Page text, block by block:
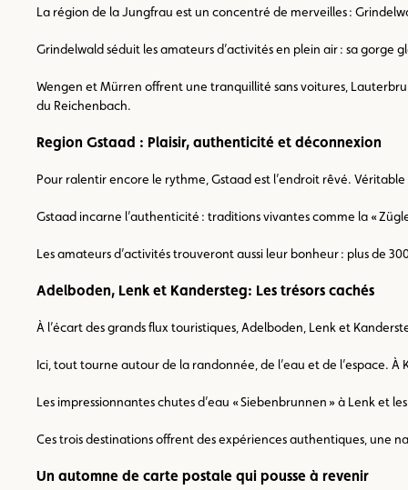
La région de la Jungfrau est un concentré de merveilles :
Grindelwald séduit les amateurs d’activités en plein air : sa gorge
Wengen et Mürren offrent une tranquillité sans voitures,
du Reichenbach.
Region Gstaad : Plaisir, authenticité et déconnexion
Pour ralentir encore le rythme, Gstaad est l’endroit rêvé.
Gstaad incarne l’authenticité : traditions vivantes comme la «
Les amateurs d’activités trouveront aussi leur bonheur : plus de
Adelboden, Lenk et Kandersteg: Les trésors cachés
À l’écart des grands flux touristiques, Adelboden, Lenk et
Ici, tout tourne autour de la randonnée, de l’eau et de l’espace.
Les impressionnantes chutes d’eau « Siebenbrunnen » à Lenk
Ces trois destinations offrent des expériences authentiques, une
Un automne de carte postale qui pousse à revenir